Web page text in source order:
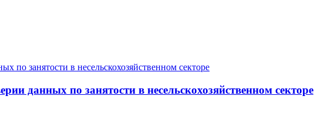
данных по занятости в несельскохозяйственном секторе